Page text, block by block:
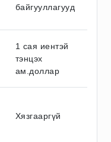
байгууллагууд
1 сая иентэй
тэнцэх
ам.доллар
Хязгааргүй